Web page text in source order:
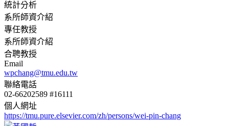
統計分析
系所師資介紹
專任教授
系所師資介紹
合聘教授
Email
wpchang@tmu.edu.tw
聯絡電話
02-66202589 #16111
個人網址
https://tmu.pure.elsevier.com/zh/persons/wei-pin-chang